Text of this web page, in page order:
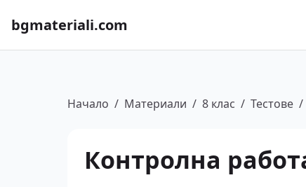
bgmateriali.com
Начало / Материали / 8 клас / Тестове /
Контролна